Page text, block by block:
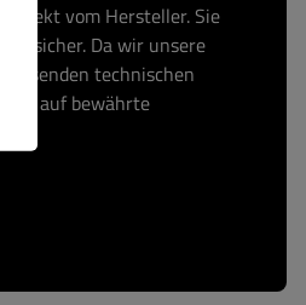
direkt vom Hersteller. Sie
sicher. Da wir unsere
technischen
Sie auf bewährte